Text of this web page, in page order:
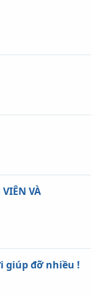
VÀ
giúp đỡ nhiều !